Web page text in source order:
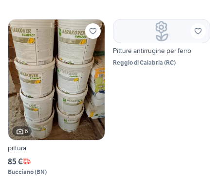
6
pittura
85 €
Bucciano(BN)
Pitture antirrugine per ferro
Reggio di Calabria (RC)